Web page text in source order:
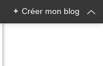
+ Créer mon blog